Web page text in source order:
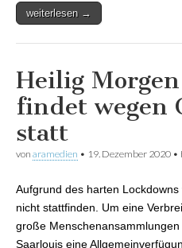
weiterlesen →
Heilig
findet wegen
statt
von aramedien • 19. Dezember 2020 •
Aufgrund des harten
nicht stattfinden. Um eine
große
Saarlouis eine